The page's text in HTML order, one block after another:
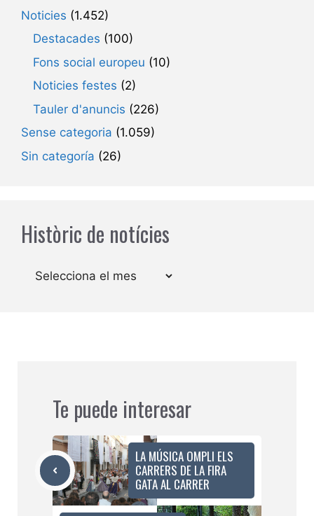
Noticies (1.452)
Destacades (100)
Fons social europeu (10)
Noticies festes (2)
Tauler d'anuncis (226)
Sense categoria (1.059)
Sin categoría (26)
Històric de notícies
Arxius
Te puede interesar
LA MÚSICA OMPLI ELS
CARRERS DE LA FIRA
GATA AL CARRER